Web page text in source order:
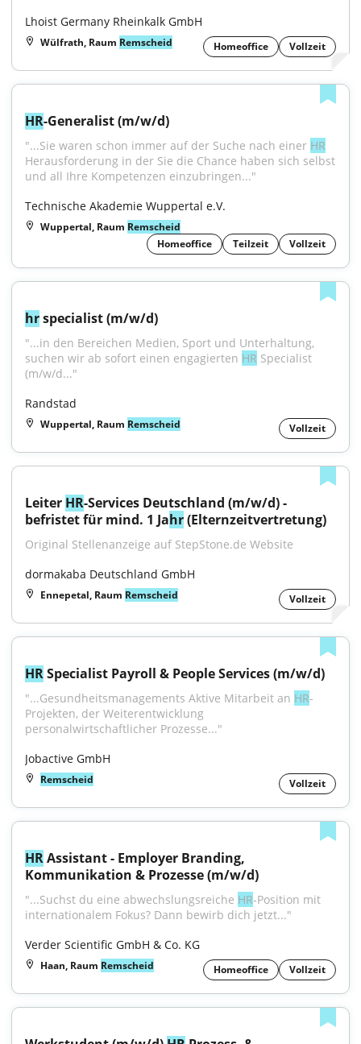
Lhoist Germany Rheinkalk GmbH
Wülfrath, Raum Remscheid Homeoffice Vollzeit
HR-Generalist (m/w/d)
"...Sie waren schon immer auf der Suche nach einer HR
Herausforderung in der Sie die Chance haben sich selbst
und all Ihre Kompetenzen einzubringen..."
Technische Akademie Wuppertal e.V.
Wuppertal, Raum Remscheid
Homeoffice
Teilzeit Vollzeit
hr specialist (m/w/d)
"...in den Bereichen Medien, Sport und Unterhaltung,
suchen wir ab sofort einen engagierten HR Specialist
(m/w/d..."
Randstad
Wuppertal, Raum Remscheid Vollzeit
Leiter HR-Services Deutschland (m/w/d) -
befristet für mind. 1 Jahr (Elternzeitvertretung)
Original Stellenanzeige auf StepStone.de Website
dormakaba Deutschland GmbH
Ennepetal, Raum Remscheid Vollzeit
HR Specialist Payroll & People Services (m/w/d)
"...Gesundheitsmanagements Aktive Mitarbeit an HR-
Projekten, der Weiterentwicklung
personalwirtschaftlicher Prozesse..."
Jobactive GmbH
Remscheid Vollzeit
HR Assistant - Employer Branding,
Kommunikation & Prozesse (m/w/d)
"...Suchst du eine abwechslungsreiche HR-Position mit
internationalem Fokus? Dann bewirb dich jetzt..."
Verder Scientific GmbH & Co. KG
Haan, Raum Remscheid Homeoffice Vollzeit